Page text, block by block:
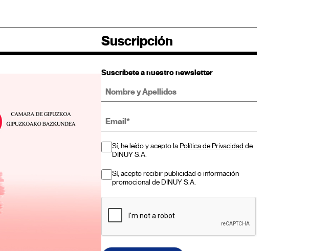
Suscripción
Suscríbete a nuestro newsletter
Sí, he leído y acepto la Política de Privacidad de
DINUY S.A.
Sí, acepto recibir publicidad o información
promocional de DINUY S.A.